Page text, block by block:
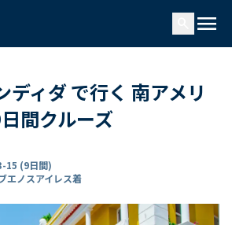
menu
ディダ で行く 南アメリ
間クルーズ
15 (9日間)
エノスアイレス着